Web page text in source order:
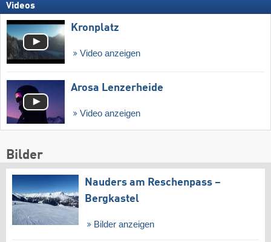
Videos
Kronplatz
Video anzeigen
Arosa Lenzerheide
Video anzeigen
Bilder
Nauders am Reschenpass –
Bergkastel
Bilder anzeigen